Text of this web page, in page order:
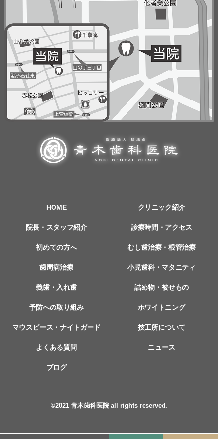
HOME クリニック紹介
院長・スタッフ紹介 診療時間・アクセス
初めての方へ むし歯治療・根管治療
歯周病治療 小児歯科・マタニティ
義歯・入れ歯 詰め物・被せもの
予防への取り組み ホワイトニング
マウスピース・ナイトガード 技工所について
よくある質問 ニュース
ブログ
©︎2021 青木歯科医院 all rights reserved.